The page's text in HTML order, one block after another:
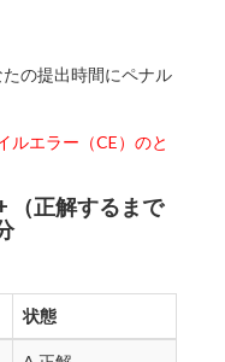
の提出時間にペナル
ルエラー（CE）のと
（正解するまで
状態